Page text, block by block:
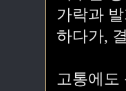
가락과
하다가,
고통에도